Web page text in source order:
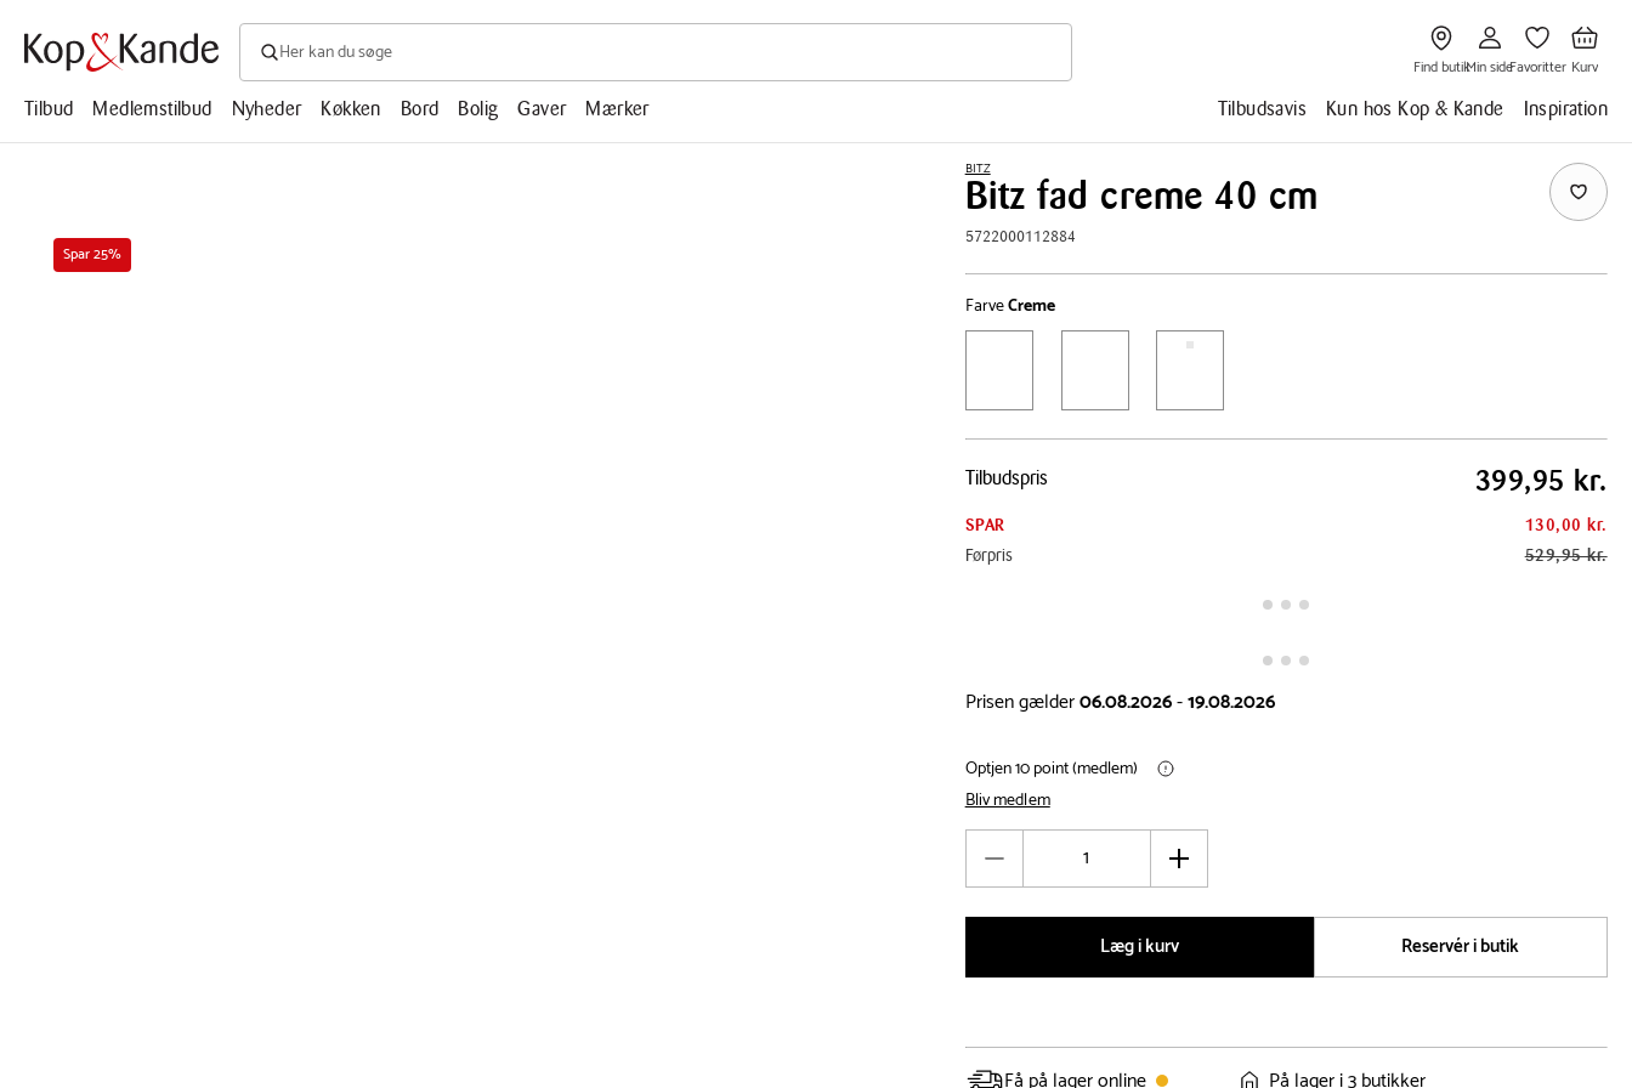
Søg efter produkter, artikler, opskrifter, mm.
Søg
efter
artikler,
Gå
til
Find
butik
Find butik
til
Min
side
Min side
til
Favoritter
Favoritter
til
Kurv
Kurv
Tilbud
Medlemstilbud Nyheder Køkken Bord Bolig Gaver Mærker Tilbudsavis Kun hos Kop & Kande Inspiration
Spar 25%
BITZ
Bitz fad creme 40 cm
5722000112884
FarveCreme
Pris
Tilbudspris 399,95 kr.
SPAR
130,00 kr.
Førpris
529,95 kr.
Prisen gælder06.08.2026-19.08.2026
Optjen 10 point (medlem)
Bliv medlem
Øg
Læg i kurv
Reservér i butik
Få på lager online På lager i 3 butikker